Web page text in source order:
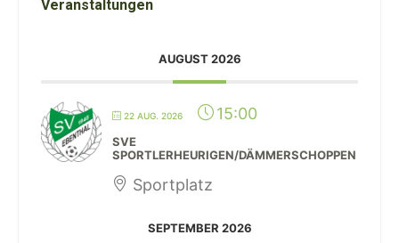
Veranstaltungen
AUGUST 2026
22 AUG. 2026 15:00
SVE
SPORTLERHEURIGEN/DÄMMERSCHOPPEN
Sportplatz
SEPTEMBER 2026